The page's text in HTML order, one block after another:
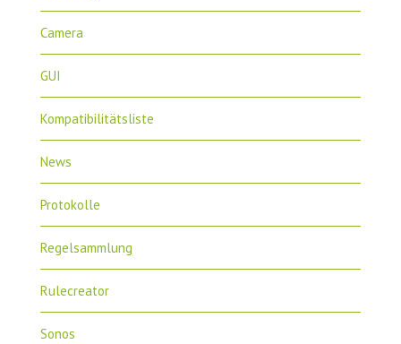
Camera
GUI
Kompatibilitätsliste
News
Protokolle
Regelsammlung
Rulecreator
Sonos